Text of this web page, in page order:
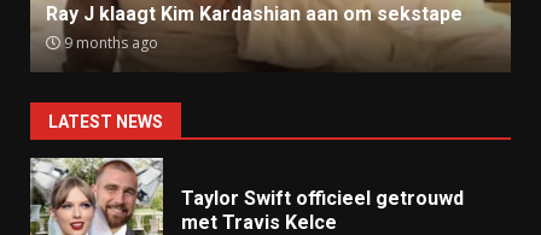
Ray J klaagt Kim Kardashian aan om sekstape
9 months ago
LATEST NEWS
Taylor Swift officieel getrouwd
met Travis Kelce